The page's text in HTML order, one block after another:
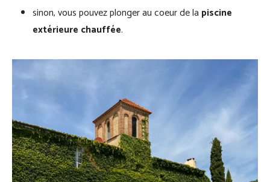
sinon, vous pouvez plonger au coeur de la piscine
extérieure chauffée.